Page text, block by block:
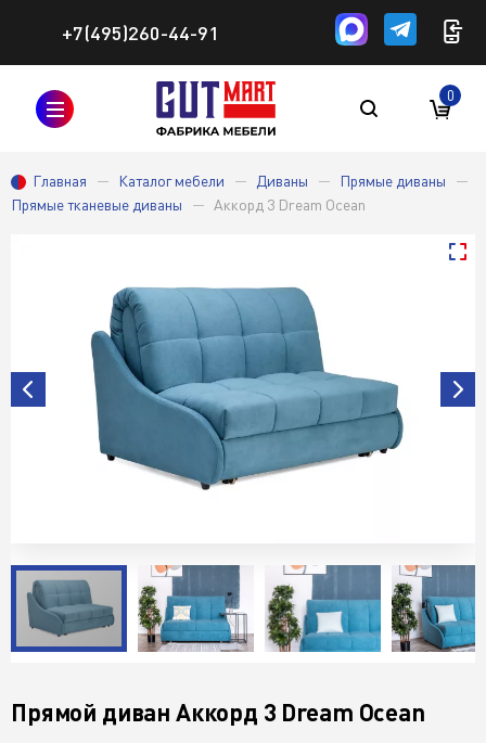
+7(495)260-44-91
0
Главная Каталог мебели Диваны
Прямые диваны
Прямые тканевые диваны
Аккорд 3 Dream Ocean
Прямой диван Аккорд 3 Dream Ocean